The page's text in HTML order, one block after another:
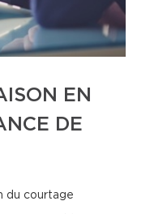
EN
DE
du courtage